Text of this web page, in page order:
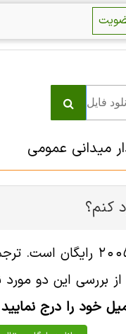
میدانی عمومی
کنم؟
فایل انگلیسی این مقاله
این دو مورد
خود را درج نمایید